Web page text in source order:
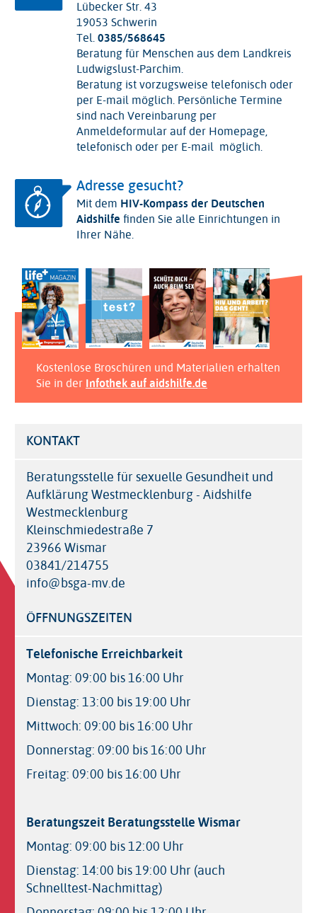
Lübecker Str. 43
19053 Schwerin
Tel.0385/568645
Beratung für Menschen aus dem Landkreis
Ludwigslust-Parchim.
Beratung ist vorzugsweise telefonisch oder
per E-mail möglich. Persönliche Termine
sind nach Vereinbarung per
Anmeldeformular auf der Homepage,
telefonisch oder per E-mail möglich.
Adresse gesucht?
Mit dem HIV-Kompass der Deutschen
Aidshilfe finden Sie alle Einrichtungen in
Ihrer Nähe.
Kostenlose Broschüren und Materialien erhalten
Sie in der Infothek auf aidshilfe.de
KONTAKT
Beratungsstelle für sexuelle Gesundheit und
Aufklärung Westmecklenburg - Aidshilfe
Westmecklenburg
Kleinschmiedestraße 7
23966 Wismar
03841/214755
info@bsga-mv.de
ÖFFNUNGSZEITEN
Telefonische Erreichbarkeit
Montag: 09:00 bis 16:00 Uhr
Dienstag: 13:00 bis 19:00 Uhr
Mittwoch: 09:00 bis 16:00 Uhr
Donnerstag: 09:00 bis 16:00 Uhr
Freitag: 09:00 bis 16:00 Uhr
Beratungszeit Beratungsstelle Wismar
Montag: 09:00 bis 12:00 Uhr
Dienstag: 14:00 bis 19:00 Uhr (auch
Schnelltest-Nachmittag)